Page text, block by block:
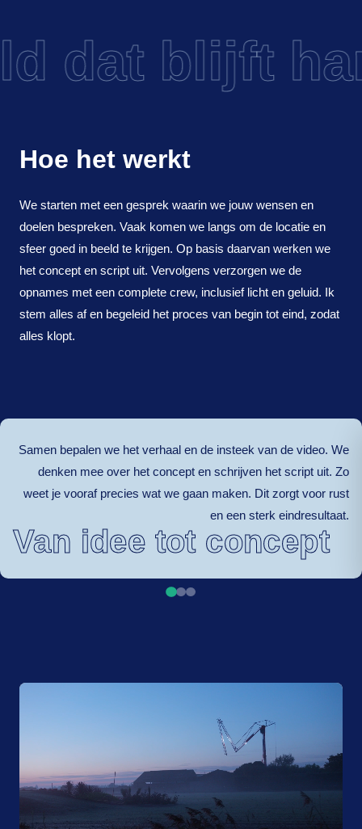
dat blijft
Hoe het werkt
We starten met een gesprek waarin we jouw wensen en
doelen bespreken. Vaak komen we langs om de locatie en
sfeer goed in beeld te krijgen. Op basis daarvan werken we
het concept en script uit. Vervolgens verzorgen we de
opnames met een complete crew, inclusief licht en geluid. Ik
stem alles af en begeleid het proces van begin tot eind, zodat
alles klopt.
Van idee tot concept
Samen bepalen we het verhaal en de insteek van de video. We
denken mee over het concept en schrijven het script uit. Zo
weet je vooraf precies wat we gaan maken. Dit zorgt voor rust
en een sterk eindresultaat.